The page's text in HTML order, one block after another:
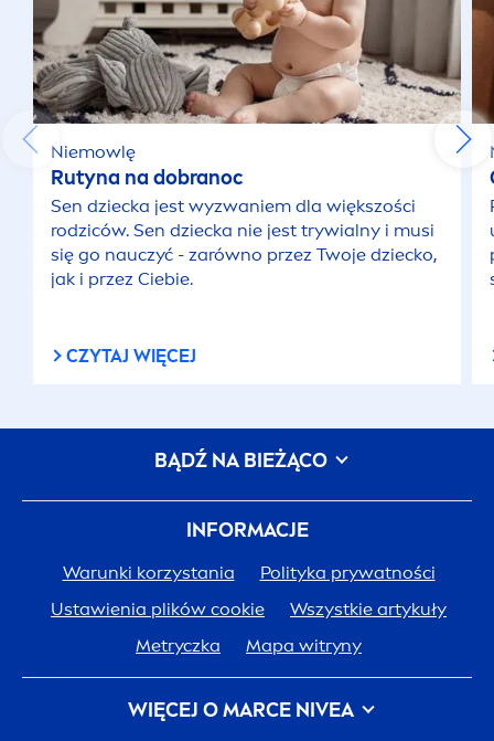
Niemowlę
Rutyna na dobranoc
Sen dziecka jest wyzwaniem dla większości
rodziców. Sen dziecka nie jest trywialny i musi
się go nauczyć - zarówno przez Twoje dziecko,
jak i przez Ciebie.
CZYTAJ WIĘCEJ
INFORMACJE
Warunki korzystania
Polityka prywatności
Ustawienia plików cookie
Wszystkie artykuły
Metryczka
Mapa witryny
WIĘCEJ O MARCE NIVEA
BĄDŹ NA BIEŻĄCO